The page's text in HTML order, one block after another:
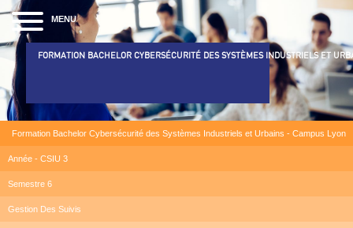
MENU
FORMATION BACHELOR CYBERSÉCURITÉ DES SYSTÈMES INDUSTRIELS ET
Formation Bachelor Cybersécurité des Systèmes Industriels et Urbains - Campus Lyon
Année - CSIU 3
Semestre 6
Gestion Des Suivis